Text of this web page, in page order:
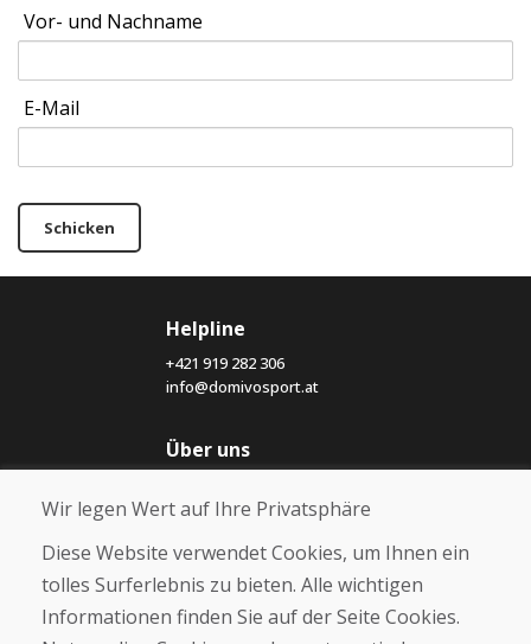
Vor- und Nachname
E-Mail
Schicken
Helpline
+421 919 282 306
info@domivosport.at
Über uns
Über uns
Kontakt
Kaufen
Wir legen Wert auf Ihre Privatsphäre
Diese Website verwendet Cookies, um Ihnen ein
tolles Surferlebnis zu bieten. Alle wichtigen
Informationen finden Sie auf der Seite Cookies.